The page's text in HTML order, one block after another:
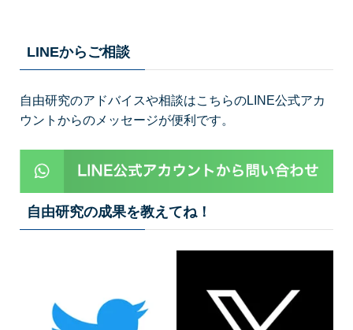
LINEからご相談
自由研究のアドバイスや相談はこちらのLINE公式アカ
ウントからのメッセージが便利です。
自由研究の成果を教えてね！